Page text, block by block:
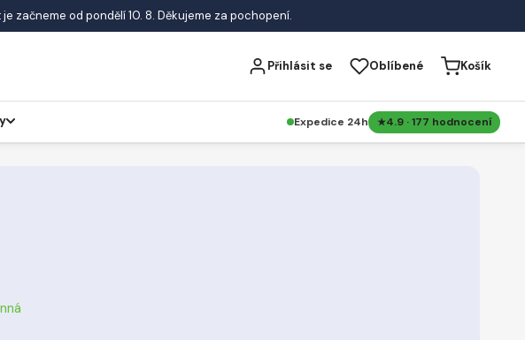
začneme od pondělí 10. 8. Děkujeme za pochopení.
Přihlásit se Oblíbené Košík
Expedice 24h 4.9 · 177 hodnocení